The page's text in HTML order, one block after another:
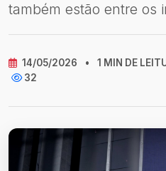
também estão entre os
14/05/2026 • 1 MIN DE
32